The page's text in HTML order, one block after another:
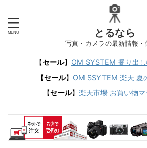
とるなら
写真・カメラの最新情報・
【セール】 OM SYSTEM 掘り出
【セール】 OM SSYTEM 楽天 夏
【セール】 楽天市場 お買い物